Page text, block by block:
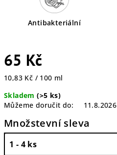
Antibakteriální
65 Kč
Měrná
10,83 Kč / 100 ml
Skladem(>5 ks)
Můžeme doručit do:
11.8.2026
Množstevní sleva
1 - 4 ks